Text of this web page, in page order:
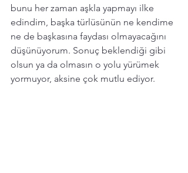
bunu her zaman aşkla yapmayı ilke
edindim, başka türlüsünün ne kendime
ne de başkasına faydası olmayacağını
düşünüyorum. Sonuç beklendiği gibi
olsun ya da olmasın o yolu yürümek
yormuyor, aksine çok mutlu ediyor.